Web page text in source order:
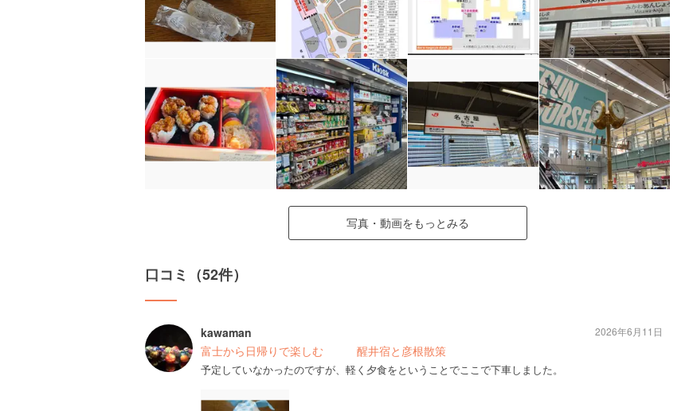
写真・動画をもっとみる
口コミ（52件）
kawaman
富士から日帰りで楽しむ 醒井宿と彦根散策
予定していなかったのですが、軽く夕食をということでここで下車しました。
2026年6月11日